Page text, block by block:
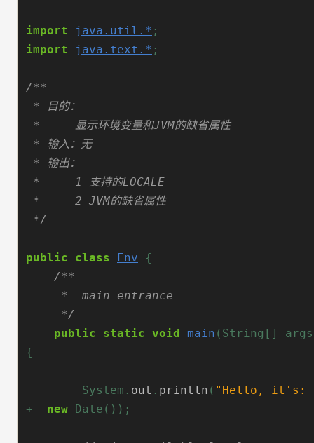
import java.util.* ;
import
java.text.* ;
*/
public class Env
{
     */
public
static void main (String[]
{
System. out . println ( "Hello, it's:
+
new Date());